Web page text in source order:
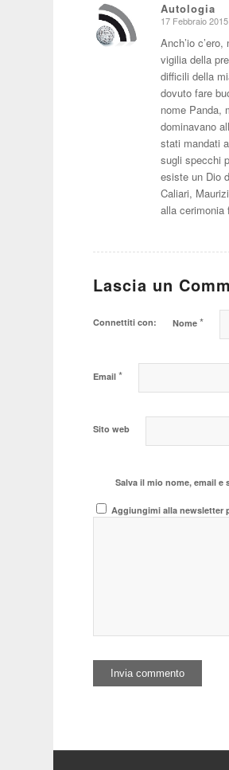
Autologia
dice:
17 Febbraio
Anch’io
vigilia della
difficili della
dovuto fare
nome Panda,
dominavano
stati mandati
sugli specchi
esiste un Dio
Caliari,
alla cerimonia
Lascia un
Connettiti con: Nome*
Email*
Sito web
Salva il mio nome, email
Aggiungimi alla newsletter